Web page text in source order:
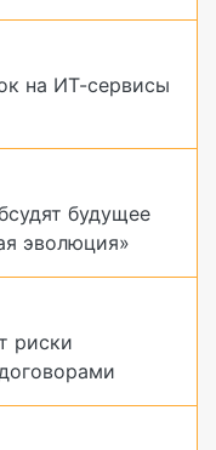
на ИТ-сервисы
будущее
эволюция»
риски